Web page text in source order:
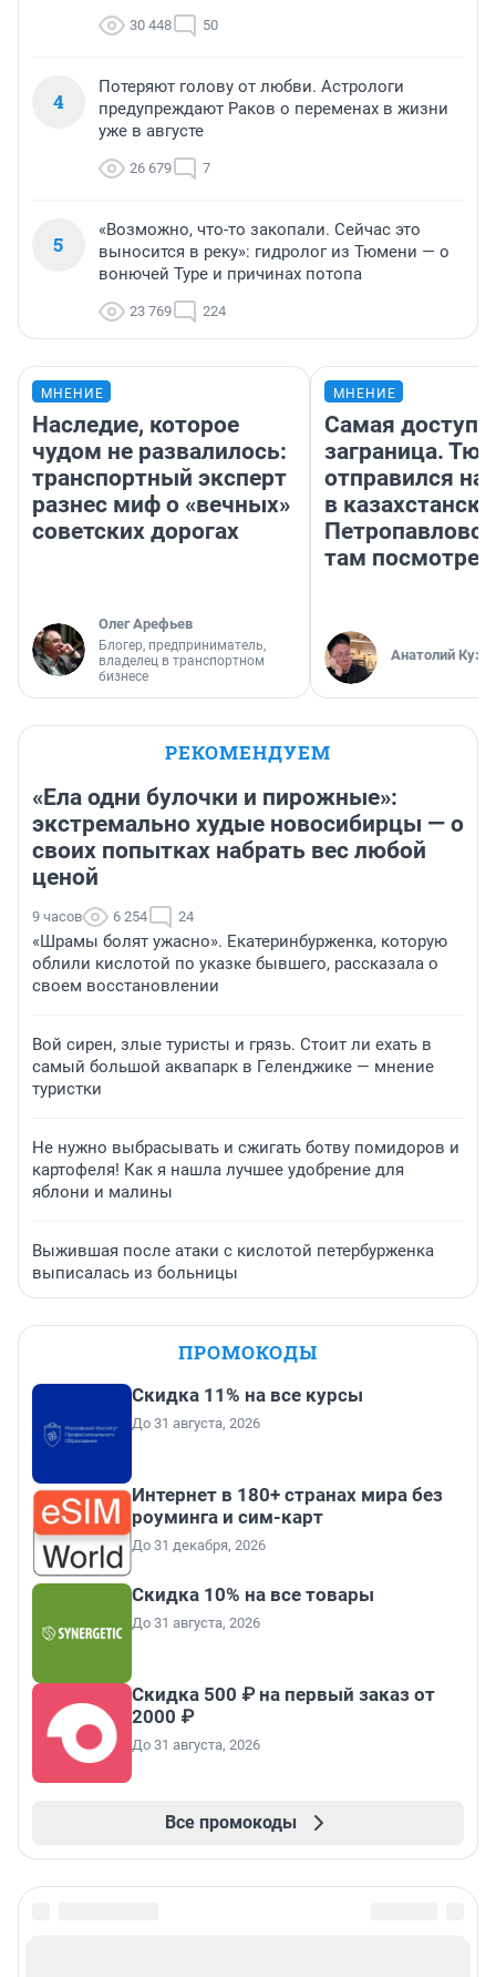
30 448 50
4
Потеряют голову от любви. Астрологи
предупреждают Раков о переменах в жизни
уже в августе
26 679 7
5
«Возможно, что-то закопали. Сейчас это
выносится в реку»: гидролог из Тюмени — о
вонючей Туре и причинах потопа
23 769 224
МНЕНИЕ
Наследие, которое
чудом не развалилось:
транспортный эксперт
разнес миф о «вечных»
советских дорогах
Олег Арефьев
Блогер, предприниматель,
владелец в транспортном
бизнесе
МНЕНИЕ
Самая
заграница.
отправился
в
там
Анатолий
РЕКОМЕНДУЕМ
«Ела одни булочки и пирожные»:
экстремально худые новосибирцы — о
своих попытках набрать вес любой
ценой
9 часов 6 254 24
«Шрамы болят ужасно». Екатеринбурженка, которую
облили кислотой по указке бывшего, рассказала о
своем восстановлении
Вой сирен, злые туристы и грязь. Стоит ли ехать в
самый большой аквапарк в Геленджике — мнение
туристки
Не нужно выбрасывать и сжигать ботву помидоров и
картофеля! Как я нашла лучшее удобрение для
яблони и малины
Выжившая после атаки с кислотой петербурженка
выписалась из больницы
ПРОМОКОДЫ
Скидка 11% на все курсы
До 31 августа, 2026
Интернет в 180+ странах мира без
роуминга и сим-карт
До 31 декабря, 2026
Скидка 10% на все товары
До 31 августа, 2026
Скидка 500 ₽ на первый заказ от
2000 ₽
До 31 августа, 2026
Все промокоды